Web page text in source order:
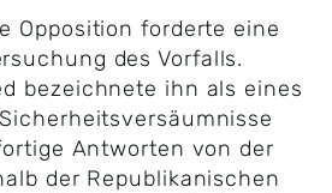
Opposition forderte eine
des Vorfalls.
bezeichnete ihn als eines
Antworten von der
der Republikanischen